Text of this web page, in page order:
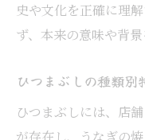
史や文化を正確に理
ず、本来の意味や背景
ひつまぶしの種類
ひつまぶしには、店